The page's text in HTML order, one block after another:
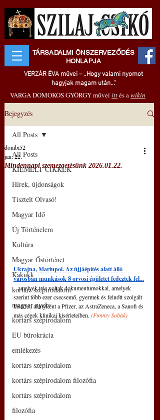
TÁRSADALMI ÖNSZERVEZŐDÉS
HONLAPJA
VERZÁR ÉVA művei – „Hogy valami nyomot
hagyjak magam után..."
VARGA DOMOKOS GYÖRGY művei ittés awikin
Bejegyzés
All Posts
KIEMELT CIKKEK
Hírek, újdonságok
Tisztelt Olvasó!
Magyar Idő
Új Történelem
Kultúra
Magyar Őstörténet
Kakukk
kortárs szépirodalom
magyar nyelv
kortárs szépirodalom
EU bürokrácia
emlékezés
kortárs szépirodalom
kortárs szépirodalom filozófia
kortárs szépirodalom
filozófia
All Posts
Mindennapi szemezgetésünk 2026.01.22.
dombi52
jan. 22.
Ukrajna, Mariupol. Az újjáépítés alatt álló
városban munkások 8 orvosi épületet fedeztek fel...
...amelyek tele voltak dokumentumokkal, amelyek
szerint több ezer csecsemő, gyermek és felnőtt szolgált
kísérleti alanyként a Pfizer, az AstraZeneca, a Sanofi és
más cégek klinikai kísérleteiben. (Fimmy Sobak)